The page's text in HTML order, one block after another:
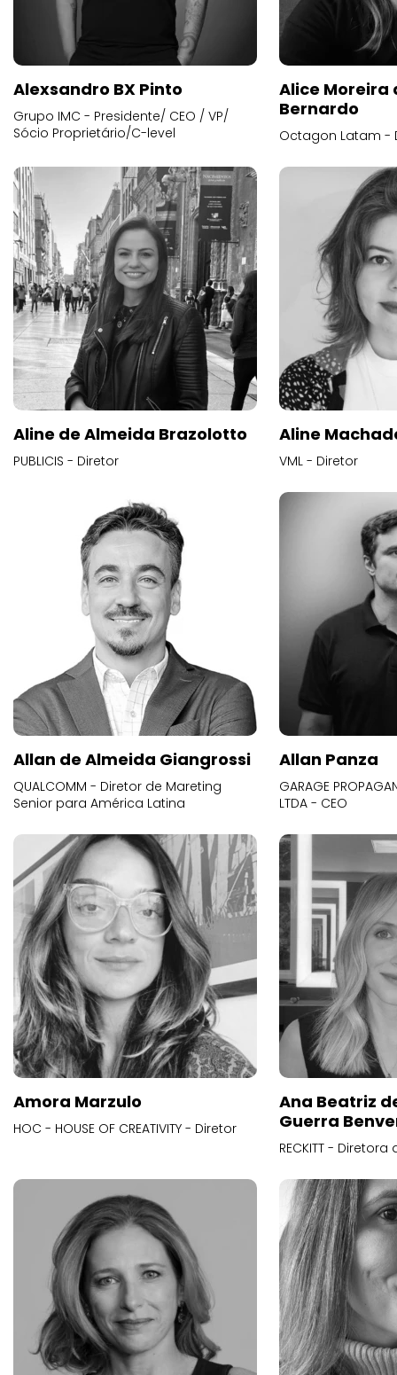
Alexsandro BX Pinto
Grupo IMC - Presidente/ CEO / VP/
Sócio Proprietário/C-level
Alice
Bernardo
Octagon Latam -
Aline de Almeida Brazolotto
PUBLICIS - Diretor
Aline
VML - Diretor
Allan de Almeida Giangrossi
QUALCOMM - Diretor de Mareting
Senior para América Latina
Allan Panza
GARAGE
LTDA - CEO
Amora Marzulo
HOC - HOUSE OF CREATIVITY - Diretor
Ana Beatriz
Guerra
RECKITT -